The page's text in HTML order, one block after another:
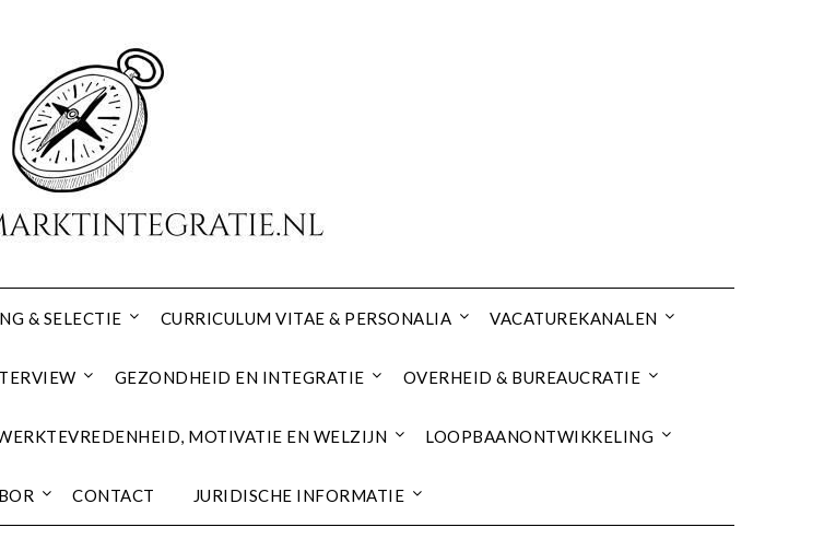
& SELECTIE CURRICULUM VITAE & PERSONALIA VACATUREKANALEN
GEZONDHEID EN INTEGRATIE OVERHEID & BUREAUCRATIE
MOTIVATIE EN WELZIJN LOOPBAANONTWIKKELING
CONTACT JURIDISCHE INFORMATIE